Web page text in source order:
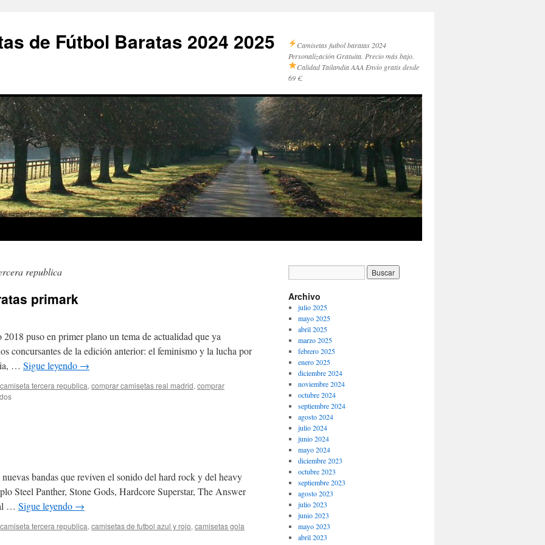
de Fútbol Baratas 2024 2025
Camisetas futbol baratas 2024
Personalización Gratuita. Precio más bajo.
Calidad Tailandia AAA Envío gratis desde
69 €.
republica
primark
puso en primer plano un tema de actualidad que ya
concursantes de la edición anterior: el feminismo y la lucha por
… Sigue leyendo →
camiseta tercera republica, comprar camisetas real madrid, comprar
en
bandas que reviven el sonido del hard rock y del heavy
Steel Panther, Stone Gods, Hardcore Superstar, The Answer
… Sigue leyendo →
camiseta tercera republica, camisetas de futbol azul y rojo, camisetas gola
Archivo
julio 2025
mayo 2025
abril 2025
marzo 2025
febrero 2025
enero 2025
diciembre 2024
noviembre 2024
octubre 2024
septiembre 2024
agosto 2024
julio 2024
junio 2024
mayo 2024
diciembre 2023
octubre 2023
septiembre 2023
agosto 2023
julio 2023
junio 2023
mayo 2023
abril 2023